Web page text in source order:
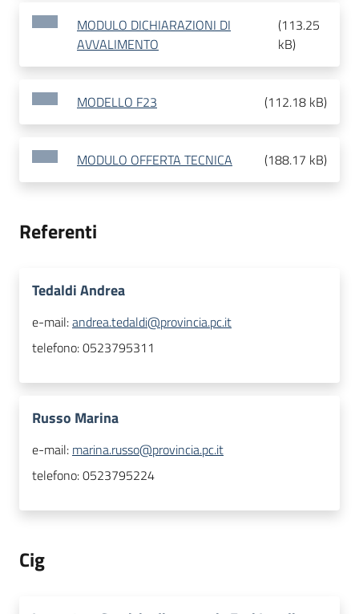
MODULO DICHIARAZIONI DI
AVVALIMENTO
(113.25
kB)
MODELLO F23 (112.18 kB)
MODULO OFFERTA TECNICA (188.17 kB)
Referenti
Tedaldi Andrea
e-mail:andrea.tedaldi@provincia.pc.it
telefono:0523795311
Russo Marina
e-mail: marina.russo@provincia.pc.it
telefono:0523795224
Cig